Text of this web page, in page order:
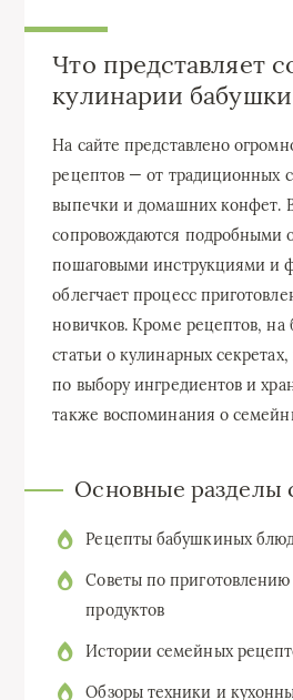
Что представляет
кулинарии
На сайте представлено
рецептов — от традиционных
выпечки и домашних конфет.
сопровождаются подробными
пошаговыми инструкциями и
облегчает процесс
новичков. Кроме рецептов, на
статьи о кулинарных
по выбору ингредиентов и
также воспоминания о
Основные разделы
Рецепты бабушкиных
Советы по
продуктов
Истории семейных
Обзоры техники и